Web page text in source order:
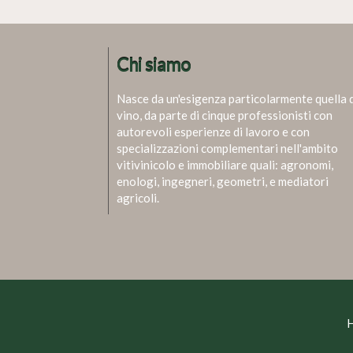
Chi siamo
Nasce da un'esigenza particolarmente quella
vino, da parte di cinque professionisti con
autorevoli esperienze di lavoro e con
specializzazioni complementari nell'ambito
vitivinicolo e immobiliare quali: agronomi,
enologi, ingegneri, geometri, e mediatori
agricoli.